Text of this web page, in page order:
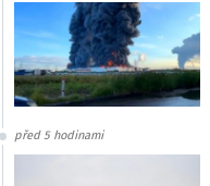
před 5 hodinami